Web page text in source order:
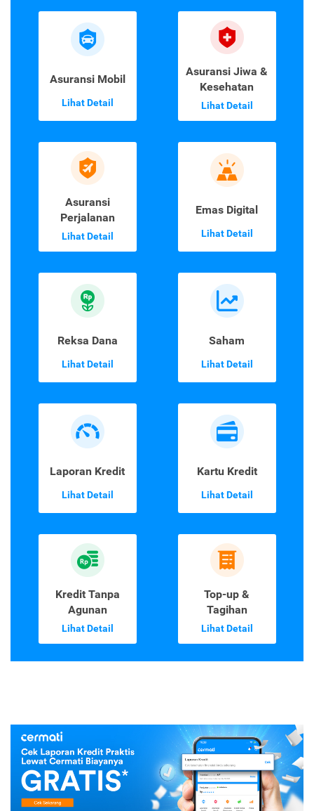
Asuransi Mobil
Lihat Detail
Asuransi Jiwa &
Kesehatan
Lihat Detail
Asuransi
Perjalanan
Lihat Detail
Emas Digital
Lihat Detail
Reksa Dana
Lihat Detail
Saham
Lihat Detail
Laporan Kredit
Lihat Detail
Kartu Kredit
Lihat Detail
Kredit Tanpa
Agunan
Lihat Detail
Top-up &
Tagihan
Lihat Detail